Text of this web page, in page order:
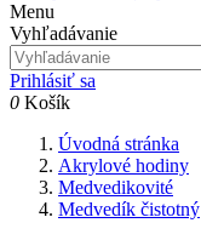
Menu
Vyhľadávanie
Prihlásiť sa
0 Košík
Úvodná stránka
Akrylové hodiny
Medvedikovité
Medvedík čistotný